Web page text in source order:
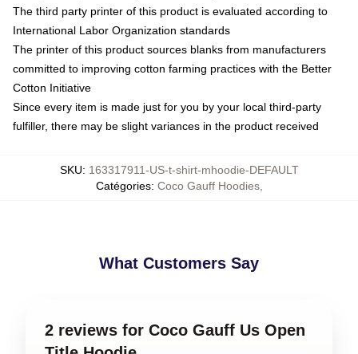
The third party printer of this product is evaluated according to
International Labor Organization standards
The printer of this product sources blanks from manufacturers
committed to improving cotton farming practices with the Better
Cotton Initiative
Since every item is made just for you by your local third-party
fulfiller, there may be slight variances in the product received
SKU: 163317911-US-t-shirt-mhoodie-DEFAULT
Catégories: Coco Gauff Hoodies,
What Customers Say
2 reviews for Coco Gauff Us Open